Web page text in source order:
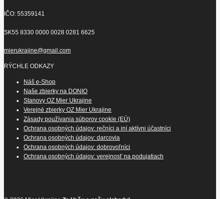
IČO: 55359141
SK55 8330 0000 0028 0281 6625
mierukrajine@gmail.com
RÝCHLE ODKAZY
Náš e-Shop
Naše zbierky na DONIO
Stanovy OZ Mier Ukrajine
Verejné zbierky OZ Mier Ukrajine
Zásady používania súborov cookie (EÚ)
Ochrana osobných údajov: rečníci a iní aktívni účastníci
Ochrana osobných údajov: darcovia
Ochrana osobných údajov: dobrovoľníci
Ochrana osobných údajov: verejnosť na podujatiach